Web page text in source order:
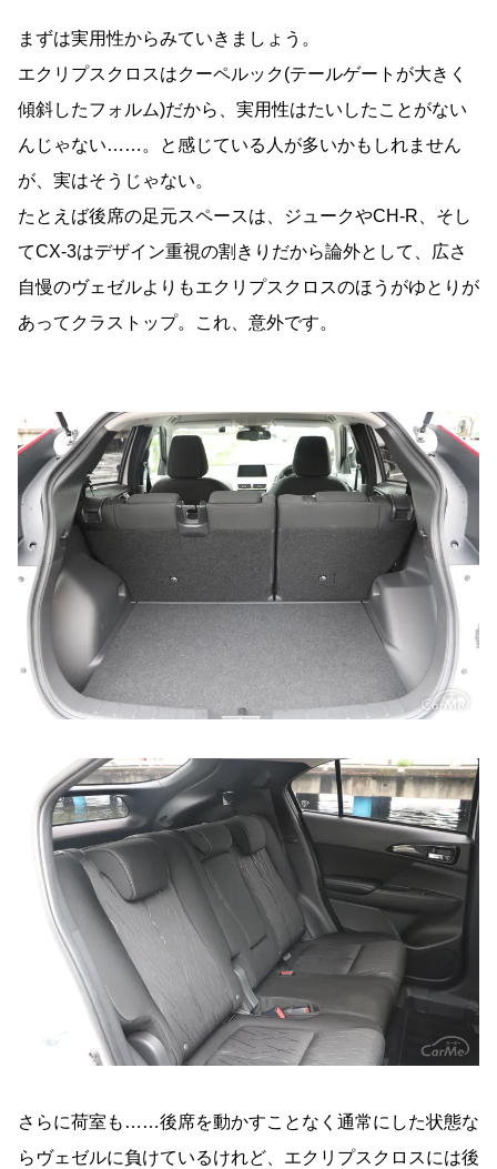
まずは実用性からみていきましょう。
エクリプスクロスはクーペルック(テールゲートが大きく
傾斜したフォルム)だから、実用性はたいしたことがない
んじゃない…… 。と感じている人が多いかもしれません
が、実はそうじゃない。
たとえば後席の足元スペースは、ジュークやCH-R 、そし
てCX-3はデザイン重視の割きりだから論外として、広さ
自慢のヴェゼルよりもエクリプスクロスのほうがゆとりが
あってクラストップ。これ、意外です。
さらに荷室も ……後席を動かすことなく通常にした状態な
らヴェゼルに負けているけれど、エクリプスクロスには後